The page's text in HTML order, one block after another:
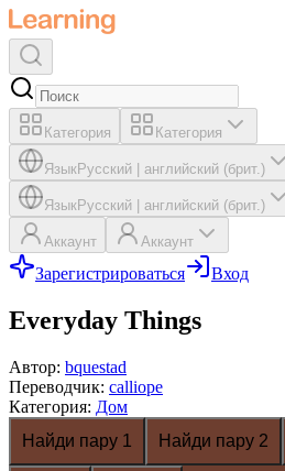
Категория Категория
ЯзыкРусский английский (брит.)
ЯзыкРусский английский (брит.)
Аккаунт Аккаунт
Зарегистрироваться Вход
Everyday Things
Автор: bquestad
Переводчик: calliope
Категория: Дом
Найди пару 1
Найди пару 2